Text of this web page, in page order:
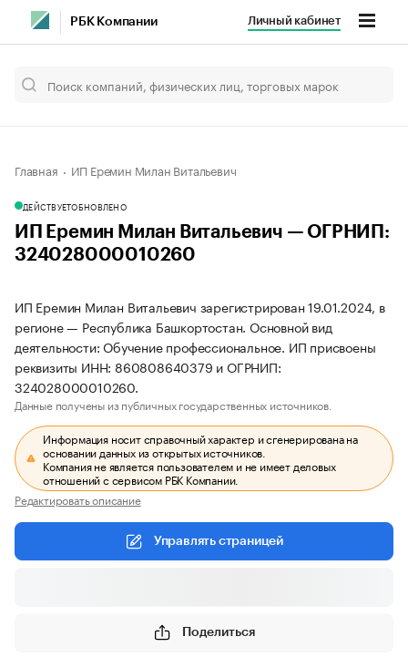
РБК Компании Личный кабинет
Главная ИП Еремин Милан Витальевич
ДЕЙСТВУЕТОБНОВЛЕНО
ИП Еремин Милан Витальевич — ОГРНИП:
324028000010260
ИП Еремин Милан Витальевич зарегистрирован 19.01.2024, в
регионе — Республика Башкортостан. Основной вид
деятельности: Обучение профессиональное. ИП присвоены
реквизиты ИНН: 860808640379 и ОГРНИП:
324028000010260.
Данные получены из публичных государственных источников.
Информация носит справочный характер и сгенерирована на
основании данных из открытых источников.
Компания не является пользователем и не имеет деловых
отношений с сервисом РБК Компании.
Редактировать описание
Управлять страницей
Поделиться